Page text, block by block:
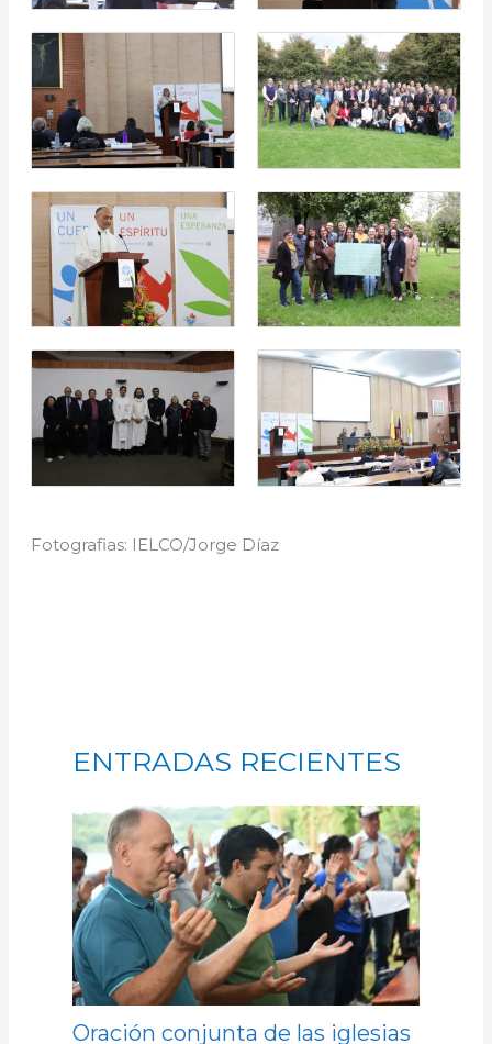
Fotografias: IELCO/Jorge Díaz
ENTRADAS RECIENTES
Oración conjunta de las iglesias